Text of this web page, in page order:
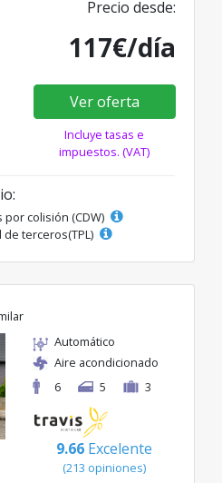
Precio desde:
117€/día
Ver oferta
Incluye tasas e
impuestos. (VAT)
colisión (CDW)
terceros(TPL)
Automático
Aire acondicionado
6
5 3
9.66 Excelente
(213 opiniones)